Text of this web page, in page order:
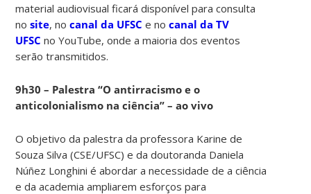
material audiovisual ficará disponível para consulta
nosite, nocanal da UFSCe nocanal da TV
UFSC no YouTube, onde a maioria dos eventos
serão transmitidos.
9h30 – Palestra “O antirracismo e o
anticolonialismo na ciência” – ao vivo
O objetivo da palestra da professora Karine de
Souza Silva (CSE/UFSC) e da doutoranda Daniela
Núñez Longhini é abordar a necessidade de a ciência
e da academia ampliarem esforços para